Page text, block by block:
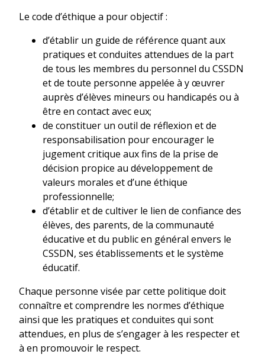
Le code d’éthique a pour objectif :
d’établir un guide de référence quant aux
pratiques et conduites attendues de la part
de tous les membres du personnel du CSSDN
et de toute personne appelée à y œuvrer
auprès d’élèves mineurs ou handicapés ou à
être en contact avec eux;
de constituer un outil de réflexion et de
responsabilisation pour encourager le
jugement critique aux fins de la prise de
décision propice au développement de
valeurs morales et d’une éthique
professionnelle;
d’établir et de cultiver le lien de confiance des
élèves, des parents, de la communauté
éducative et du public en général envers le
CSSDN, ses établissements et le système
éducatif.
Chaque personne visée par cette politique doit
connaître et comprendre les normes d’éthique
ainsi que les pratiques et conduites qui sont
attendues, en plus de s’engager à les respecter et
à en promouvoir le respect.